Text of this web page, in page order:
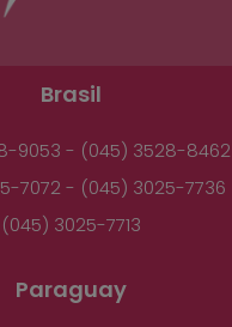
Brasil
9053 - (045) 3528-8462
7072 - (045) 3025-7736
(045) 3025-7713
Paraguay